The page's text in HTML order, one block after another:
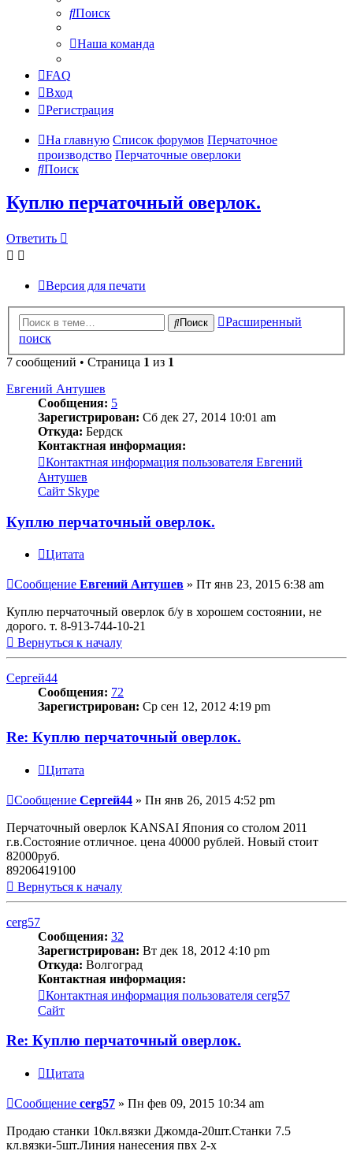
Поиск
Наша команда
FAQ
Вход
Регистрация
На главную Список форумов Перчаточное
производство Перчаточные оверлоки
Поиск
Куплю перчаточный оверлок.
Ответить
Версия для печати
Поиск
Расширенный
поиск
7 сообщений • Страница 1 из 1
Евгений Антушев
Сообщения: 5
Зарегистрирован: Сб дек 27, 2014 10:01 am
Откуда: Бердск
Контактная информация:
Контактная информация пользователя Евгений
Антушев
Сайт Skype
Куплю перчаточный оверлок.
Цитата
Сообщение Евгений Антушев » Пт янв 23, 2015 6:38 am
Куплю перчаточный оверлок б/у в хорошем состоянии, не
дорого. т. 8-913-744-10-21
Вернуться к началу
Сергей44
Сообщения: 72
Зарегистрирован: Ср сен 12, 2012 4:19 pm
Re: Куплю перчаточный оверлок.
Цитата
Сообщение Сергей44 » Пн янв 26, 2015 4:52 pm
Перчаточный оверлок KANSAI Япония со столом 2011
г.в.Состояние отличное. цена 40000 рублей. Новый стоит
82000руб.
89206419100
Вернуться к началу
cerg57
Сообщения: 32
Зарегистрирован: Вт дек 18, 2012 4:10 pm
Откуда: Волгоград
Контактная информация:
Контактная информация пользователя cerg57
Сайт
Re: Куплю перчаточный оверлок.
Цитата
Сообщение cerg57 » Пн фев 09, 2015 10:34 am
Продаю станки 10кл.вязки Джомда-20шт.Станки 7.5
кл.вязки-5шт.Линия нанесения пвх 2-х